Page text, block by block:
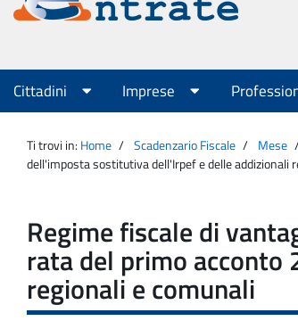
Agenzia
Entrate
Menu
principale
Cittadini Imprese
Ti trovi in: Home Scadenzario Fiscale Mese
dell'imposta sostitutiva dell'Irpef e delle addizionali
Regime fiscale di
rata del primo
regionali e comunali